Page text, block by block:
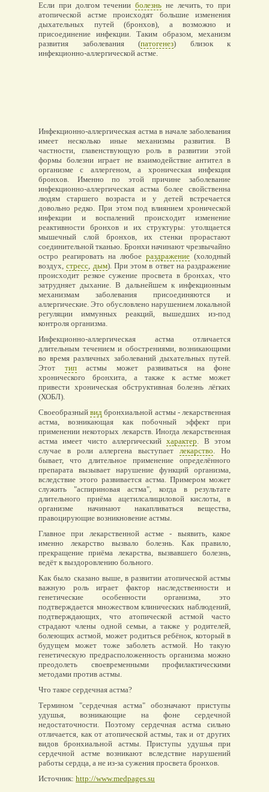
Если при долгом течении болезнь не лечить, то при
атопической астме происходят большие изменения
дыхательных путей (бронхов), а возможно и
присоединение инфекции. Таким образом, механизм
развития заболевания (патогенез) близок к
инфекционно-аллергической астме.
Инфекционно-аллергическая астма в начале заболевания
имеет несколько иные механизмы развития. В
частности, главенствующую роль в развитии этой
формы болезни играет не взаимодействие антител в
организме с аллергеном, а хроническая инфекция
бронхов. Именно по этой причине заболевание
инфекционно-аллергическая астма более свойственна
людям старшего возраста и у детей встречается
довольно редко. При этом под влиянием хронической
инфекции и воспалений происходит изменение
реактивности бронхов и их структуры: утолщается
мышечный слой бронхов, их стенки прорастают
соединительной тканью. Бронхи начинают чрезвычайно
остро реагировать на любое раздражение (холодный
воздух,стресс, дым). При этом в ответ на раздражение
происходит резкое сужение просвета в бронхах, что
затрудняет дыхание. В дальнейшем к инфекционным
механизмам заболевания присоединяются и
аллергические. Это обусловлено нарушением локальной
регуляции иммунных реакций, вышедших из-под
контроля организма.
Инфекционно-аллергическая астма отличается
длительным течением и обострениями, возникающими
во время различных заболеваний дыхательных путей.
Этот типастмы может развиваться на фоне
хронического бронхита, а также к астме может
привести хроническая обструктивная болезнь лёгких
(ХОБЛ).
Своеобразныйвид бронхиальной астмы - лекарственная
астма, возникающая как побочный эффект при
применении некоторых лекарств. Иногда лекарственная
астма имеет чисто аллергическийхарактер. В этом
случае в роли аллергена выступает лекарство. Но
бывает, что длительное применение определённого
препарата вызывает нарушение функций организма,
вследствие этого развивается астма. Примером может
служить "аспириновая астма", когда в результате
длительного приёма ацетилсалициловой кислоты, в
организме начинают накапливаться вещества,
правоцирующие возникновение астмы.
Главное при лекарственной астме - выявить, какое
именно лекарство вызвало болезнь. Как правило,
прекращение приёма лекарства, вызвавшего болезнь,
ведёт к выздоровлению больного.
Как было сказано выше, в развитии атопической астмы
важную роль играет фактор наследственности и
генетические особенности организма, это
подтверждается множеством клинических наблюдений,
подтверждающих, что атопической астмой часто
страдают члены одной семьи, а также у родителей,
болеющих астмой, может родиться ребёнок, который в
будущем может тоже заболеть астмой. Но такую
генетическую предрасположенность организма можно
преодолеть своевременными профилактическими
методами против астмы.
Что такое сердечная астма?
Термином "сердечная астма" обозначают приступы
удушья, возникающие на фоне сердечной
недостаточности. Поэтому сердечная астма сильно
отличается, как от атопической астмы, так и от других
видов бронхиальной астмы. Приступы удушья при
сердечной астме возникают вследствие нарушений
работы сердца, а не из-за сужения просвета бронхов.
Источник: http://www.medpages.su